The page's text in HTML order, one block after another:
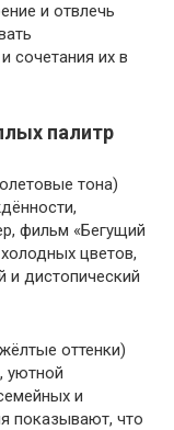
и отвлечь
сочетания их в
палитр
тона)
фильм «Бегущий
цветов,
и дистопический
оттенки)
уютной
и
показывают, что